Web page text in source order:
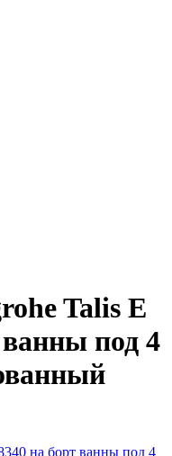
Talis E
ванны под 4